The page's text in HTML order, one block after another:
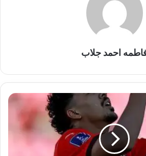
احمد جلاب